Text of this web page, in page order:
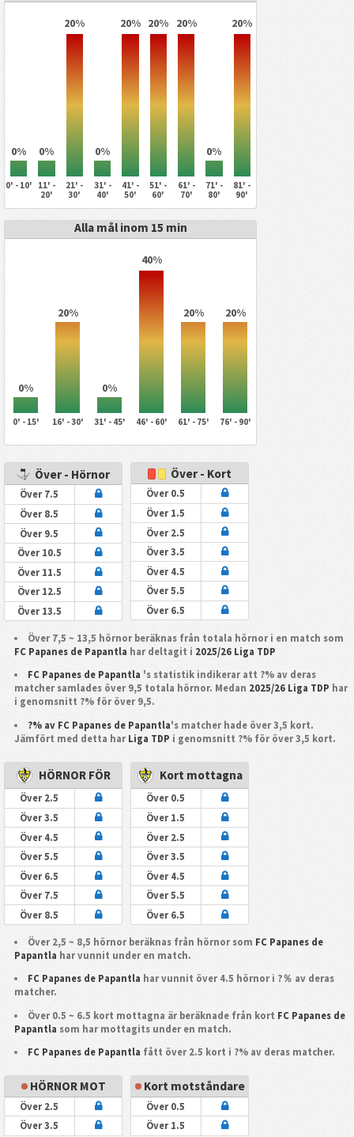
0% 0%
20%
0%
20% 20% 20%
0%
20%
0' - 10'
11' -
20'
21' -
30'
31' -
40'
41' -
50'
51' -
60'
61' -
70'
71' -
80'
81' -
90'
Alla mål inom 15 min
0%
20%
0%
40%
20% 20%
0' - 15' 16' - 30' 31' - 45' 46' - 60' 61' - 75' 76' - 90'
Över - Hörnor
Över 7.5
Över 8.5
Över 9.5
Över 10.5
Över 11.5
Över 12.5
Över 13.5
Över - Kort
Över 0.5
Över 1.5
Över 2.5
Över 3.5
Över 4.5
Över 5.5
Över 6.5
Över 7,5 ~ 13,5 hörnor beräknas från totala hörnor i en match som
FC Papanes de Papantla har deltagit i 2025/26 Liga TDP
FC Papanes de Papantla 's statistik indikerar att ?% av deras
matcher samlades över 9,5 totala hörnor. Medan 2025/26 Liga TDP har
i genomsnitt ?% för över 9,5.
?% av FC Papanes de Papantla's matcher hade över 3,5 kort.
Jämfört med detta har Liga TDP i genomsnitt ?% för över 3,5 kort.
HÖRNOR FÖR
Över 2.5
Över 3.5
Över 4.5
Över 5.5
Över 6.5
Över 7.5
Över 8.5
Kort mottagna
Över 0.5
Över 1.5
Över 2.5
Över 3.5
Över 4.5
Över 5.5
Över 6.5
Över 2,5 ~ 8,5 hörnor beräknas från hörnor som FC Papanes de
Papantla har vunnit under en match.
FC Papanes de Papantla har vunnit över 4.5 hörnor i ?％ av deras
matcher.
Över 0.5 ~ 6.5 kort mottagna är beräknade från kort FC Papanes de
Papantla som har mottagits under en match.
FC Papanes de Papantla fått över 2.5 kort i ?% av deras matcher.
HÖRNOR MOT
Över 2.5
Över 3.5
Kort motståndare
Över 0.5
Över 1.5